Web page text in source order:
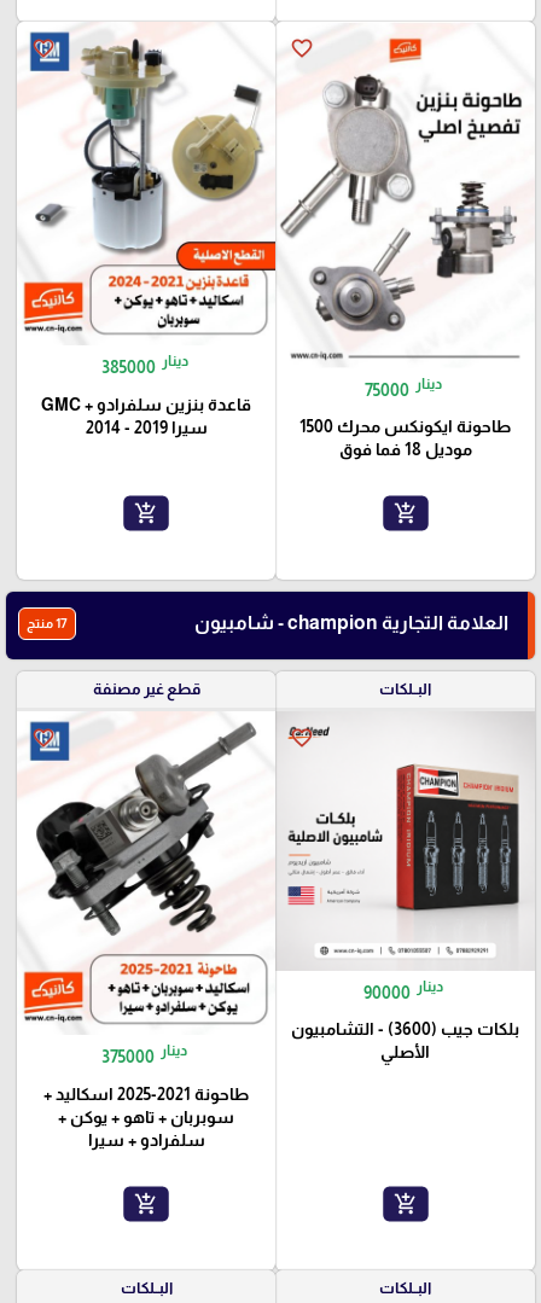
favorite_border
75000 دينار
طاحونة ايكونكس محرك 1500
موديل 18 فما فوق
add_shopping_cart
favorite_border
385000 دينار
قاعدة بنزين سلفرادو + GMC
سيرا 2019 - 2014
add_shopping_cart
العلامة التجارية champion - شامبيون 17 منتج
البــلكات
favorite_border
90000 دينار
بلكات جيب (3600) - التشامبيون
الأصلي
add_shopping_cart
قطع غير مصنفة
favorite_border
375000 دينار
طاحونة 2021-2025 اسكاليد +
سوبربان + تاهو + يوكن +
سلفرادو + سيرا
add_shopping_cart
البــلكات البــلكات